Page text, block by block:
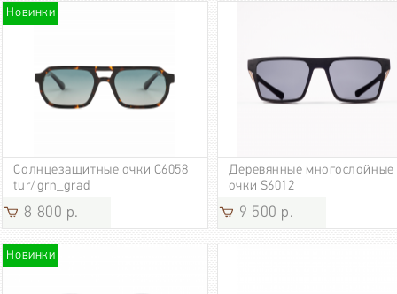
Новинки
Солнцезащитные очки C6058
tur/grn_grad
8 800 р.
Деревянные многослойные
очки S6012
9 500 р.
Новинки